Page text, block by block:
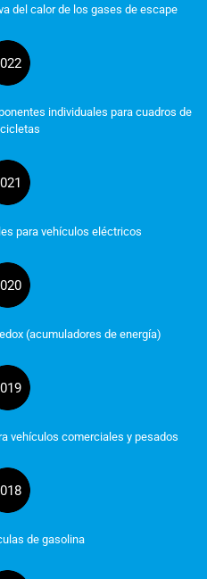
del calor de los gases de escape
individuales para cuadros de
para vehículos eléctricos
(acumuladores de energía)
vehículos comerciales y pesados
de gasolina